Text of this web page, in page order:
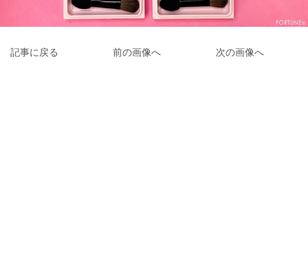
記事に戻る 前の画像へ 次の画像へ